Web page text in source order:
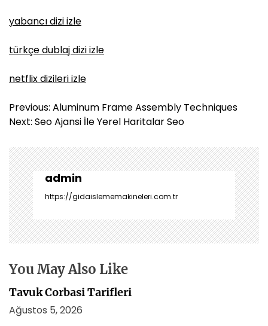
yabancı dizi izle
türkçe dublaj dizi izle
netflix dizileri izle
Y
a
ı
g
e
z
i
n
m
s
i
Previous: Aluminum Frame Assembly Techniques
Next: Seo Ajansi İle Yerel Haritalar Seo
admin
https://gidaislememakineleri.com.tr
You May Also Like
Tavuk Corbasi Tarifleri
Ağustos 5, 2026